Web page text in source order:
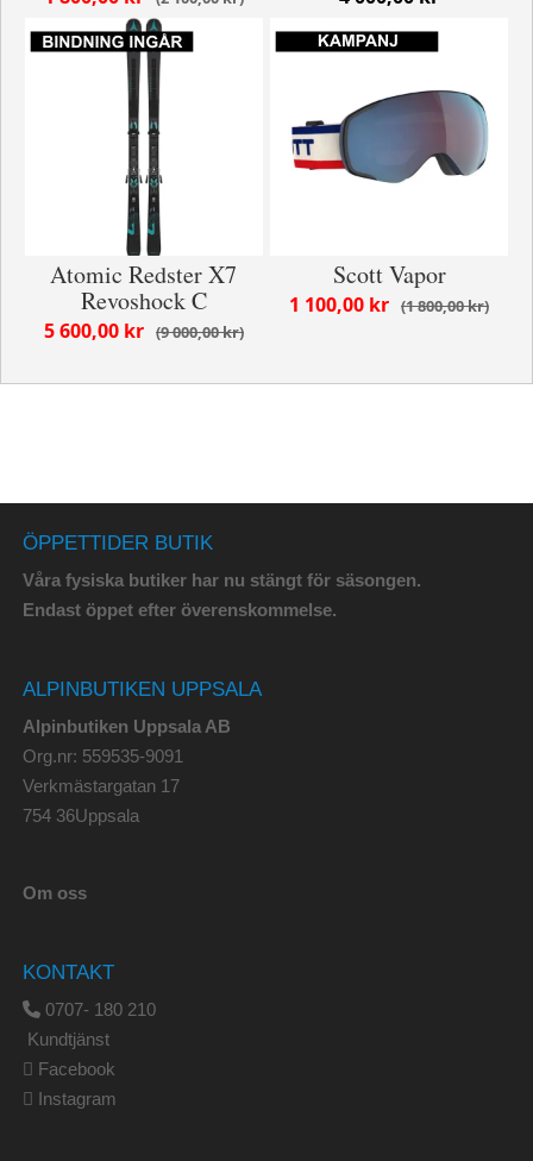
Atomic Redster X7
Revoshock C
9 000,00 kr
5 600,00 kr
Scott Vapor
1 800,00 kr
1 100,00 kr
ÖPPETTIDER BUTIK
Våra fysiska butiker har nu stängt för säsongen.
Endast öppet efter överenskommelse.
ALPINBUTIKEN UPPSALA
Alpinbutiken Uppsala AB
Org.nr: 559535-9091
Verkmästargatan 17
754 36Uppsala
Om oss
KONTAKT
0707- 180 210
Kundtjänst
Facebook
Instagram